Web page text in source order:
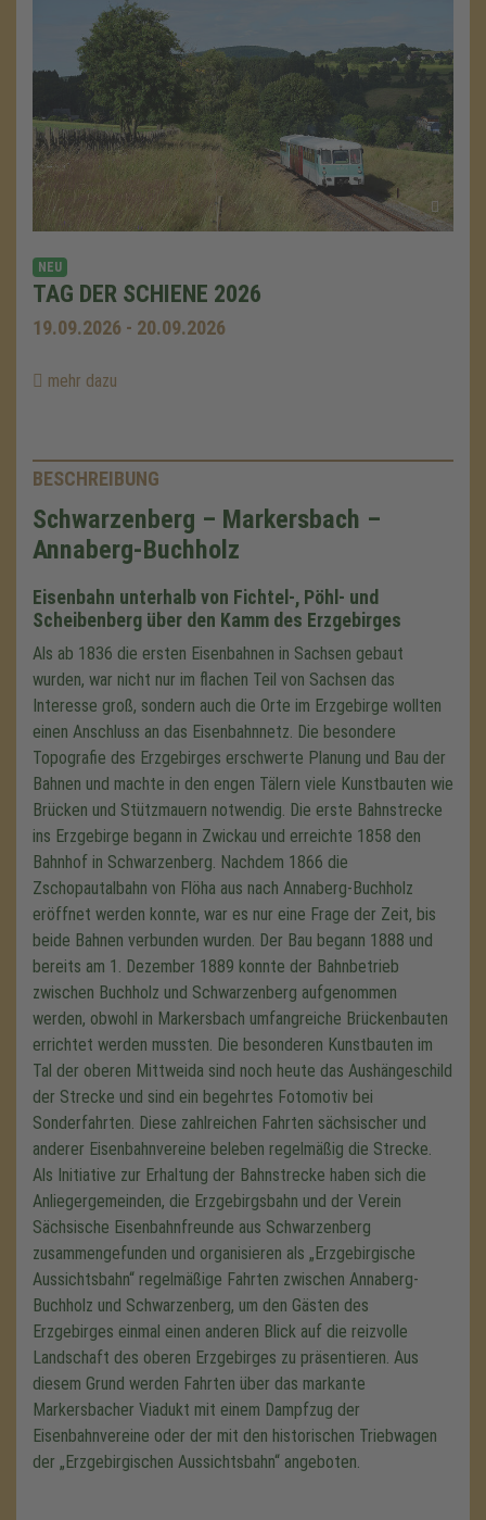
NEU
TAG DER SCHIENE 2026
19.09.2026 - 20.09.2026
mehr dazu
BESCHREIBUNG
Schwarzenberg – Markersbach –
Annaberg-Buchholz
Eisenbahn unterhalb von Fichtel-, Pöhl- und
Scheibenberg über den Kamm des Erzgebirges
Als ab 1836 die ersten Eisenbahnen in Sachsen gebaut
wurden, war nicht nur im flachen Teil von Sachsen das
Interesse groß, sondern auch die Orte im Erzgebirge wollten
einen Anschluss an das Eisenbahnnetz. Die besondere
Topografie des Erzgebirges erschwerte Planung und Bau der
Bahnen und machte in den engen Tälern viele Kunstbauten wie
Brücken und Stützmauern notwendig. Die erste Bahnstrecke
ins Erzgebirge begann in Zwickau und erreichte 1858 den
Bahnhof in Schwarzenberg. Nachdem 1866 die
Zschopautalbahn von Flöha aus nach Annaberg-Buchholz
eröffnet werden konnte, war es nur eine Frage der Zeit, bis
beide Bahnen verbunden wurden. Der Bau begann 1888 und
bereits am 1. Dezember 1889 konnte der Bahnbetrieb
zwischen Buchholz und Schwarzenberg aufgenommen
werden, obwohl in Markersbach umfangreiche Brückenbauten
errichtet werden mussten. Die besonderen Kunstbauten im
Tal der oberen Mittweida sind noch heute das Aushängeschild
der Strecke und sind ein begehrtes Fotomotiv bei
Sonderfahrten. Diese zahlreichen Fahrten sächsischer und
anderer Eisenbahnvereine beleben regelmäßig die Strecke.
Als Initiative zur Erhaltung der Bahnstrecke haben sich die
Anliegergemeinden, die Erzgebirgsbahn und der Verein
Sächsische Eisenbahnfreunde aus Schwarzenberg
zusammengefunden und organisieren als
Erzgebirgische
Aussichtsbahn regelmäßige Fahrten zwischen Annaberg-
Buchholz und Schwarzenberg, um den Gästen des
Erzgebirges einmal einen anderen Blick auf die reizvolle
Landschaft des oberen Erzgebirges zu präsentieren. Aus
diesem Grund werden Fahrten über das markante
Markersbacher Viadukt mit einem Dampfzug der
Eisenbahnvereine oder der mit den historischen Triebwagen
der
Erzgebirgischen Aussichtsbahn angeboten.